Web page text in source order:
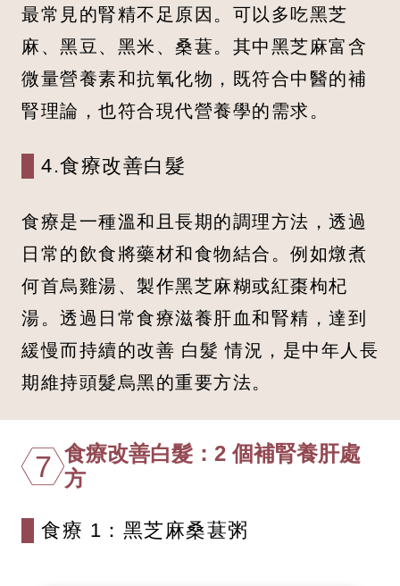
最常見的腎精不足原因。可以多吃黑芝
麻、黑豆、黑米、桑葚。其中黑芝麻富含
微量營養素和抗氧化物，既符合中醫的補
腎理論，也符合現代營養學的需求。
4.食療改善白髮
食療是一種溫和且長期的調理方法，透過
日常的飲食將藥材和食物結合。例如燉煮
何首烏雞湯、製作黑芝麻糊或紅棗枸杞
湯。透過日常食療滋養肝血和腎精，達到
緩慢而持續的改善 白髮 情況，是中年人長
期維持頭髮烏黑的重要方法。
7 食療改善白髮：2 個補腎養肝處
方
食療 1：黑芝麻桑葚粥